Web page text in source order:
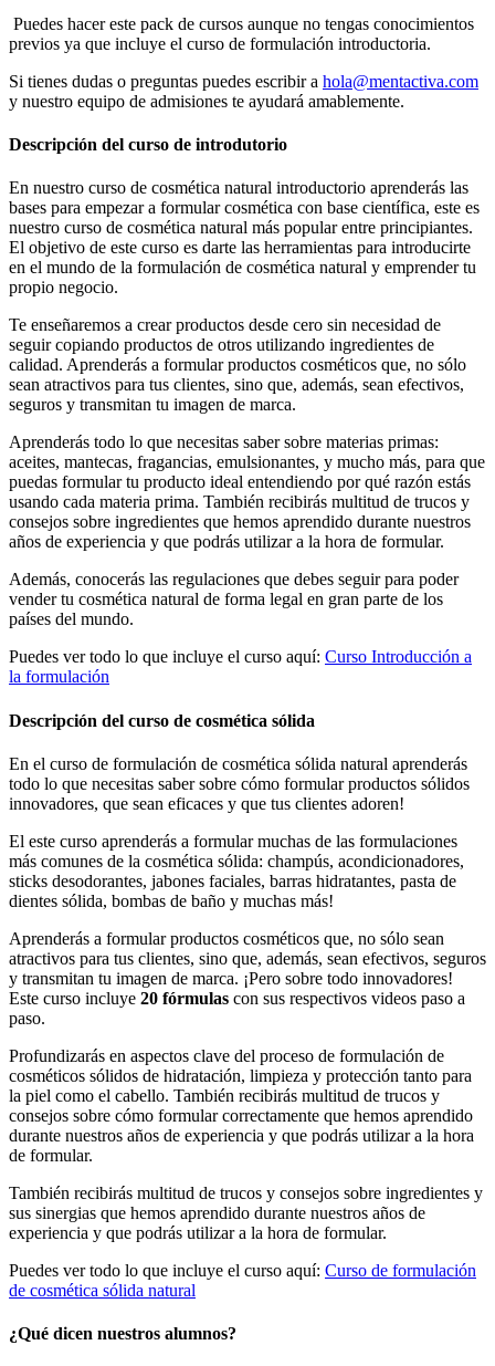
Puedes hacer este pack de cursos aunque no tengas conocimientos
previos ya que incluye el curso de formulación introductoria.
Si tienes dudas o preguntas puedes escribir a hola@mentactiva.com
y nuestro equipo de admisiones te ayudará amablemente.
Descripción del curso de introdutorio
En nuestro curso de cosmética natural introductorio aprenderás las
bases para empezar a formular cosmética con base científica, este es
nuestro curso de cosmética natural más popular entre principiantes.
El objetivo de este curso es darte las herramientas para introducirte
en el mundo de la formulación de cosmética natural y emprender tu
propio negocio.
Te enseñaremos a crear productos desde cero sin necesidad de
seguir copiando productos de otros utilizando ingredientes de
calidad. Aprenderás a formular productos cosméticos que, no sólo
sean atractivos para tus clientes, sino que, además, sean efectivos,
seguros y transmitan tu imagen de marca.
Aprenderás todo lo que necesitas saber sobre materias primas:
aceites, mantecas, fragancias, emulsionantes, y mucho más, para que
puedas formular tu producto ideal entendiendo por qué razón estás
usando cada materia prima. También recibirás multitud de trucos y
consejos sobre ingredientes que hemos aprendido durante nuestros
años de experiencia y que podrás utilizar a la hora de formular.
Además, conocerás las regulaciones que debes seguir para poder
vender tu cosmética natural de forma legal en gran parte de los
países del mundo.
Puedes ver todo lo que incluye el curso aquí: Curso Introducción a
la formulación
Descripción del curso de cosmética sólida
En el curso de formulación de cosmética sólida natural aprenderás
todo lo que necesitas saber sobre cómo formular productos sólidos
innovadores, que sean eficaces y que tus clientes adoren!
El este curso aprenderás a formular muchas de las formulaciones
más comunes de la cosmética sólida: champús, acondicionadores,
sticks desodorantes, jabones faciales, barras hidratantes, pasta de
dientes sólida, bombas de baño y muchas más!
Aprenderás a formular productos cosméticos que, no sólo sean
atractivos para tus clientes, sino que, además, sean efectivos, seguros
y transmitan tu imagen de marca. ¡Pero sobre todo innovadores!
Este curso incluye 20 fórmulas con sus respectivos videos paso a
paso.
Profundizarás en aspectos clave del proceso de formulación de
cosméticos sólidos de hidratación, limpieza y protección tanto para
la piel como el cabello. También recibirás multitud de trucos y
consejos sobre cómo formular correctamente que hemos aprendido
durante nuestros años de experiencia y que podrás utilizar a la hora
de formular.
También recibirás multitud de trucos y consejos sobre ingredientes y
sus sinergias que hemos aprendido durante nuestros años de
experiencia y que podrás utilizar a la hora de formular.
Puedes ver todo lo que incluye el curso aquí: Curso de formulación
de cosmética sólida natural
¿Qué dicen nuestros alumnos?